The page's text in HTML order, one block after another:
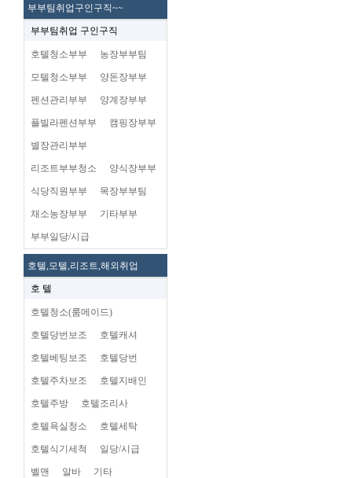
부부팀취업구인구직~~
부부팀취업 구인구직
호텔청소부부 농장부부팀
모텔청소부부 양돈장부부
펜션관리부부 양계장부부
플빌라펜션부부 캠핑장부부
별장관리부부
리조트부부청소 양식장부부
식당직원부부 목장부부팀
채소농장부부 기타부부
부부일당/시급
호텔,모텔,리조트,해외취업
호 텔
호텔청소(룸메이드)
호텔당번보조 호텔캐셔
호텔베팅보조 호텔당번
호텔주차보조 호텔지배인
호텔주방 호텔조리사
호텔욕실청소 호텔세탁
호텔식기세척 일당/시급
벨맨 알바 기타